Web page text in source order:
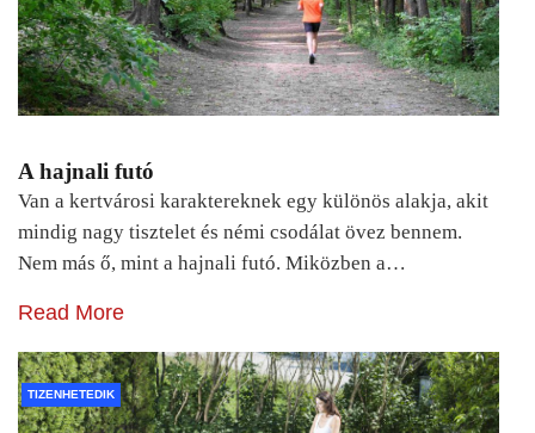
A hajnali futó
Van a kertvárosi karaktereknek egy különös alakja, akit
mindig nagy tisztelet és némi csodálat övez bennem.
Nem más ő, mint a hajnali futó. Miközben a…
Read More
TIZENHETEDIK